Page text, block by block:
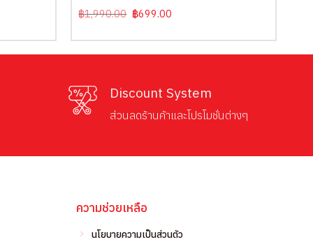
฿1,990.00 Original
price
฿1,990.00.
฿699.00Current
฿699.00.
Discount System
ส่วนลดร้านค้าและโปรโมชั่นต่างๆ
ความช่วยเหลือ
นโยบายความเป็นส่วนตัว